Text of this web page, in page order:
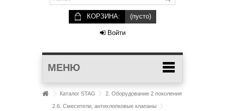
КОРЗИНА: (пусто)
Войти
МЕНЮ
Каталог STAG 2. Оборудование 2 поколения
2.6. Смесители, антихлопковые клапаны